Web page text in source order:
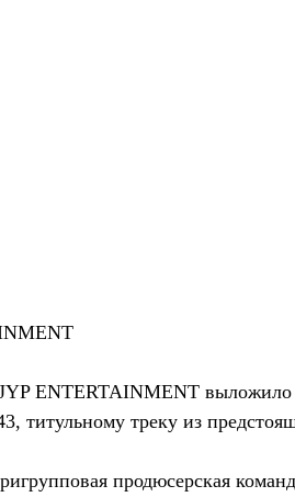
JYP ENTERTAINMENT
титульному треку из
продюсерская